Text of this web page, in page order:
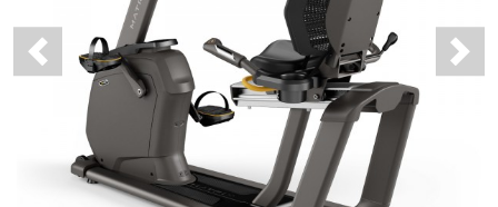
Previous Next